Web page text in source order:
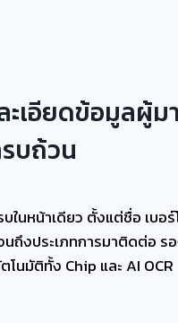
ะเอียดข้อมูลผู้มา
บถ้วน
ในหน้าเดียว ตั้งแต่ชื่อ เบอร์
นถึงประเภทการมาติดต่อ ร
นมัติทั้ง Chip และ AI OCR